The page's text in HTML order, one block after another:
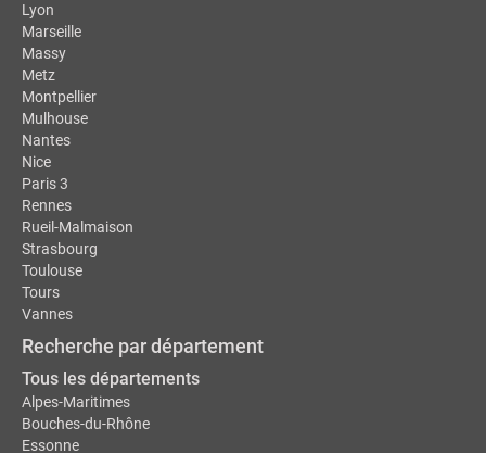
Lyon
Marseille
Massy
Metz
Montpellier
Mulhouse
Nantes
Nice
Paris 3
Rennes
Rueil-Malmaison
Strasbourg
Toulouse
Tours
Vannes
Recherche par département
Tous les départements
Alpes-Maritimes
Bouches-du-Rhône
Essonne